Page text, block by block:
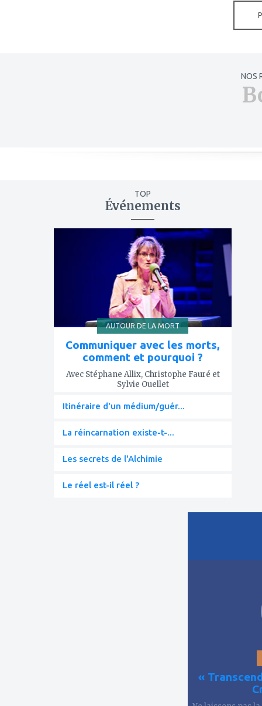
NOS
TOP
Événements
AUTOUR DE LA MORT
Communiquer avec les morts,
comment et pourquoi ?
Avec Stéphane Allix, Christophe Fauré et
Sylvie Ouellet
Itinéraire d'un médium/guér...
La réincarnation existe-t-...
Les secrets de l'Alchimie
Le réel est-il réel ?
«